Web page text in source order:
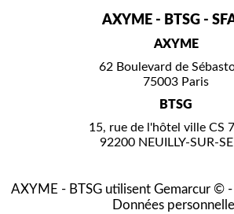
AXYME - BTSG -
AXYME
62 Boulevard de
75003 Paris
BTSG
15, rue de l'hôtel ville CS
92200 NEUILLY-SUR-
AXYME - BTSG utilisent Gemarcur © -
Données